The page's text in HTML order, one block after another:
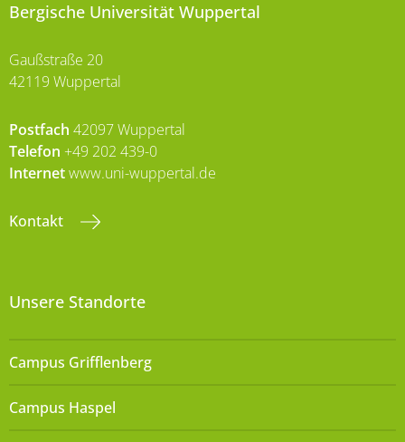
Bergische Universität Wuppertal
Gaußstraße 20
42119 Wuppertal
Postfach 42097 Wuppertal
Telefon +49 202 439-0
Internetwww.uni-wuppertal.de
Kontakt
Unsere Standorte
Campus Grifflenberg
Campus Haspel